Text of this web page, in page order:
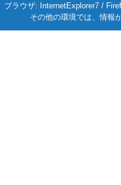
ブラウザ: InternetExplorer7 /
その他の環境では、情報